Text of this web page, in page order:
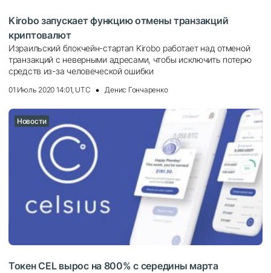
Kirobo запускает функцию отмены транзакций
криптовалют
Израильский блокчейн-стартап Kirobo работает над отменой
транзакций с неверными адресами, чтобы исключить потерю
средств из-за человеческой ошибки
01 Июль 2020 14:01, UTC Денис Гончаренко
Новости
Токен CEL вырос на 800% с середины марта